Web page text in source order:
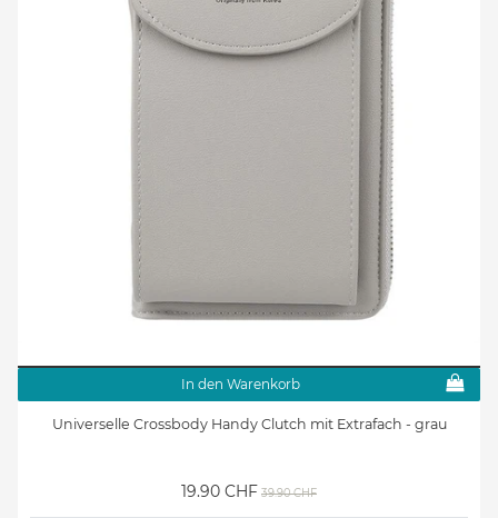
In den Warenkorb
Universelle Crossbody Handy Clutch mit Extrafach - grau
19.90 CHF 39.90 CHF